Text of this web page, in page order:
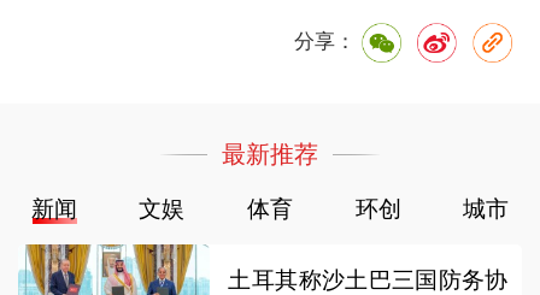
分享：
最新推荐
新闻 文娱 体育 环创 城市
土耳其称沙土巴三国防务协